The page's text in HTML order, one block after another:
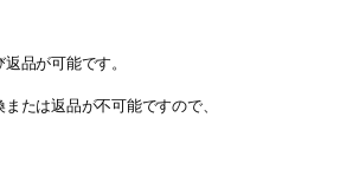
品が可能です。
たは返品が不可能ですので、